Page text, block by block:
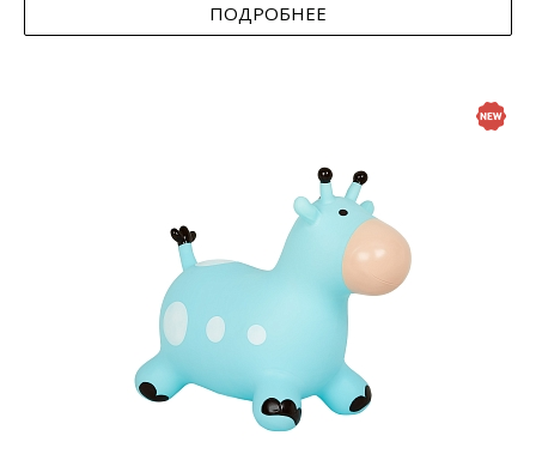
ПОДРОБНЕЕ